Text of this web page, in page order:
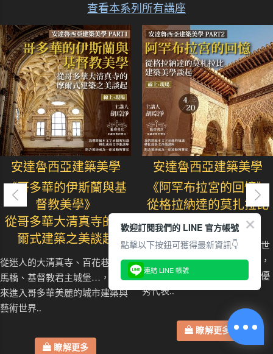
查看本系列所有講座
安達魯西亞建築美學
《哥多華的伊斯蘭與基
督教美學》
從哥多華大清真寺的摩
爾式建築之美談起
從迷人的大清真寺、百花巷、羅
馬橋、基督教君主城堡…，一起
來進入哥多華美麗的城市建築與
藝術世界..
瞭解更多
安達魯西亞建築美學
《阿罕布拉宮的回憶》
從格拉納達的莫扎拉比
建築美學談起
阿罕布拉宮被認為是伊斯蘭教世
俗建築與造園技藝的完美結合，
更是阿拉伯式宮殿庭院建築的優
秀代表..
瞭解更多
歡迎訂閱我們的 LINE 官方帳號
點擊以下按鈕可獲得最新資訊👇
連結 LINE 帳號